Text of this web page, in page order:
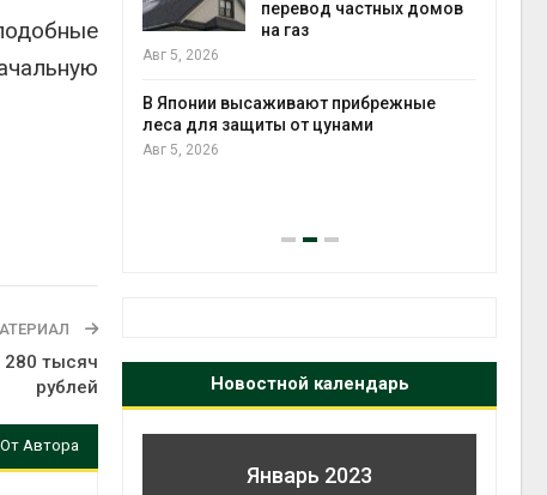
280 тысяч
рублей
Автора
перевод частных домов
на газ
Авг 5, 2026
В Японии высаживают прибрежные
леса для защиты от цунами
Авг 5, 2026
Новостной календарь
Январь 2023